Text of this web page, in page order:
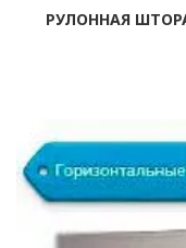
РУЛОННАЯ